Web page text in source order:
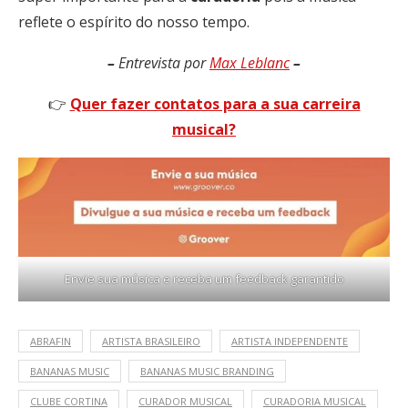
reflete o espírito do nosso tempo.
–Entrevista porMax Leblanc–
👉 Quer fazer contatos para a sua carreira
musical?
Envie sua música e receba um feedback garantido
ABRAFIN ARTISTA BRASILEIRO ARTISTA INDEPENDENTE
BANANAS MUSIC BANANAS MUSIC BRANDING
CLUBE CORTINA CURADOR MUSICAL CURADORIA MUSICAL